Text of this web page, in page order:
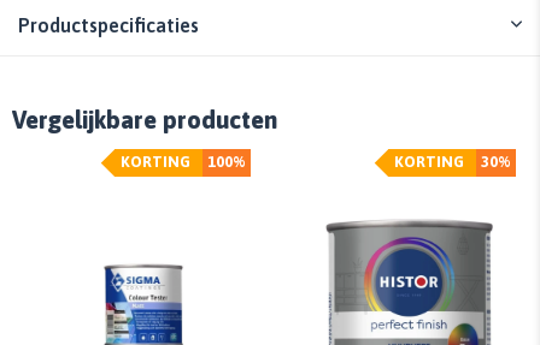
Productspecificaties
Vergelijkbare producten
100%
KORTING 30%
KORTING